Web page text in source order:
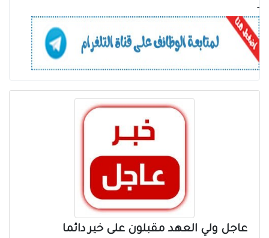
-
عاجل ولي العهد مقبلون على خير دائما